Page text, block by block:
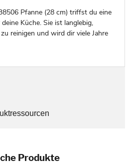
Pfanne (28 cm) triffst du eine
Küche. Sie ist langlebig,
reinigen und wird dir viele Jahre
Produkte